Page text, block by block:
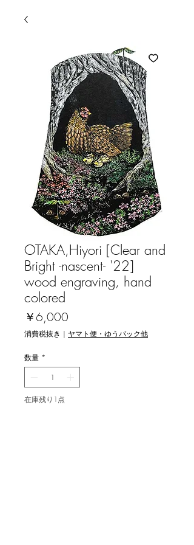
OTAKA,Hiyori [Clear and
Bright -nascent- '22]
wood engraving, hand
colored
￥6,000
格
消費税抜き | ヤマト便・ゆうパック他
数量 *
在庫残り1点